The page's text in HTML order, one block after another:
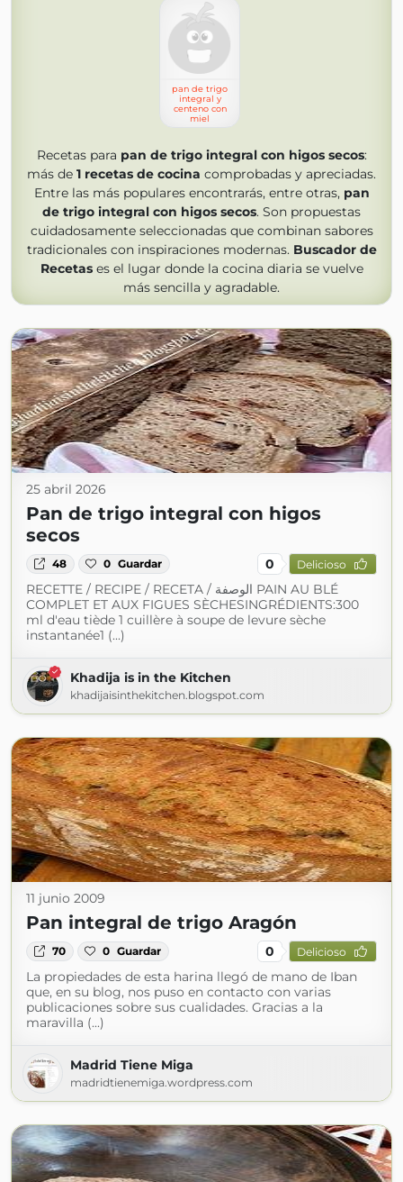
pan de trigo
integral y
centeno con
miel
Recetas para pan de trigo integral con higos secos:
más de 1 recetas de cocina comprobadas y apreciadas.
Entre las más populares encontrarás, entre otras, pan
de trigo integral con higos secos. Son propuestas
cuidadosamente seleccionadas que combinan sabores
tradicionales con inspiraciones modernas. Buscador de
Recetases el lugar donde la cocina diaria se vuelve
más sencilla y agradable.
25 abril 2026
Pan de trigo integral con higos
secos
48 0 Guardar 0 Delicioso
RECETTE / RECIPE / RECETA / الوصفة PAIN AU BLÉ
COMPLET ET AUX FIGUES SÈCHESINGRÉDIENTS:300
ml d'eau tiède 1 cuillère à soupe de levure sèche
instantanée1 (...)
Khadija is in the Kitchen
khadijaisinthekitchen.blogspot.com
11 junio 2009
Pan integral de trigo Aragón
70 0 Guardar 0 Delicioso
La propiedades de esta harina llegó de mano de Iban
que, en su blog, nos puso en contacto con varias
publicaciones sobre sus cualidades. Gracias a la
maravilla (...)
Madrid Tiene Miga
madridtienemiga.wordpress.com